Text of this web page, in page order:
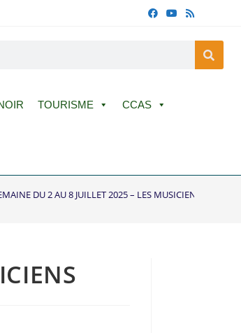
TOURISME CCAS
DU 2 AU 8 JUILLET 2025 – LES MUSICIENS